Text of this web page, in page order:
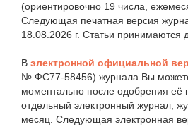
(ориентировочно 19 числа,
Следующая печатная версия
18.08.2026 г. Статьи принимаются
В электронной официальной
№ ФС77-58456) журнала Вы можете
моментально после одобрения её
отдельный электронный журнал,
месяц. Следующая электронная